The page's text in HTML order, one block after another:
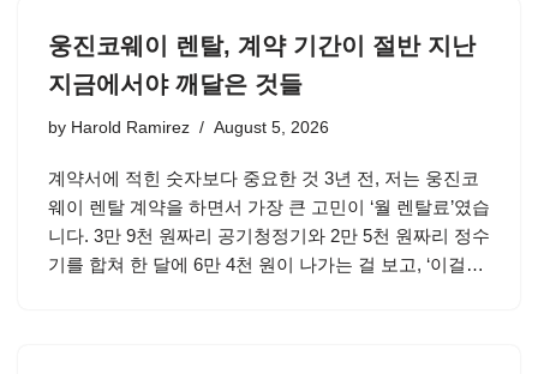
웅진코웨이 렌탈, 계약 기간이 절반 지난
지금에서야 깨달은 것들
by Harold Ramirez August 5, 2026
계약서에 적힌 숫자보다 중요한 것 3년 전, 저는 웅진코
웨이 렌탈 계약을 하면서 가장 큰 고민이 ‘월 렌탈료’였습
니다. 3만 9천 원짜리 공기청정기와 2만 5천 원짜리 정수
기를 합쳐 한 달에 6만 4천 원이 나가는 걸 보고, ‘이걸…